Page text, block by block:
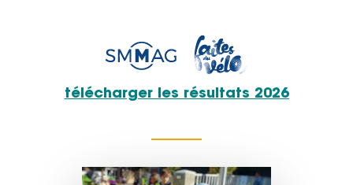
télécharger les résultats 2026